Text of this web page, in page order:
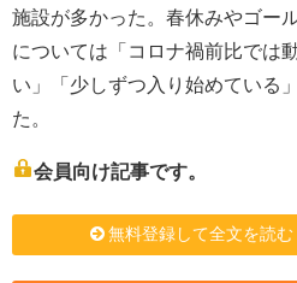
施設が多かった。春休みやゴー
については「コロナ禍前比では
い」「少しずつ入り始めている
た。
会員向け記事です。
無料登録して全文を読む